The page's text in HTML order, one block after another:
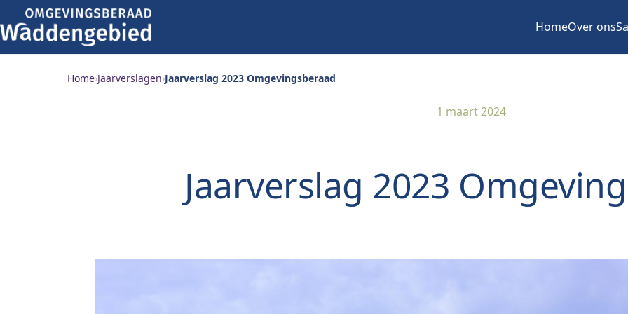
HomeOver ons
Home›Jaarverslagen›Jaarverslag 2023 Omgevingsberaad
1 maart 2024
Jaarverslag 2023